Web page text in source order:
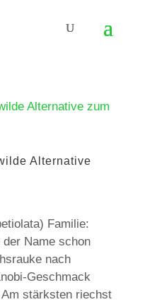
Alternative
Familie:
Name schon
nach
Geschmack
stärksten riechst